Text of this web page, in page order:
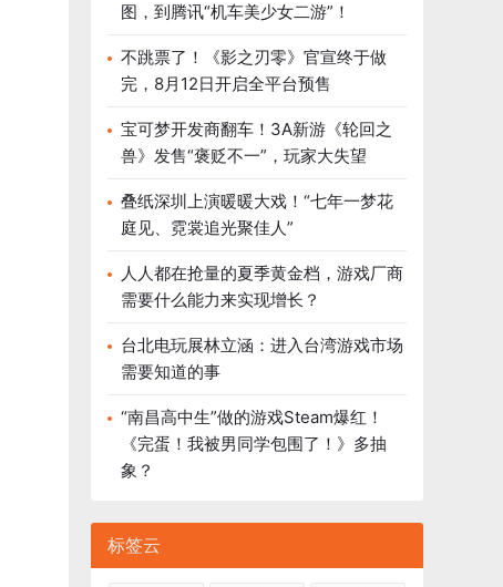
图，到腾讯“机车美少女二游”！
不跳票了！《影之刃零》官宣终于做
完，8月12日开启全平台预售
宝可梦开发商翻车！3A新游《轮回之
兽》发售“褒贬不一”，玩家大失望
叠纸深圳上演暖暖大戏！“七年一梦花
庭见、霓裳追光聚佳人”
人人都在抢量的夏季黄金档，游戏厂商
需要什么能力来实现增长？
台北电玩展林立涵：进入台湾游戏市场
需要知道的事
“南昌高中生”做的游戏Steam爆红！
《完蛋！我被男同学包围了！》多抽
象？
标签云